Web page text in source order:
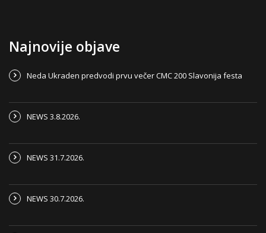
Najnovije objave
Neda Ukraden predvodi prvu večer CMC 200 Slavonija festa
NEWS 3.8.2026.
NEWS 31.7.2026.
NEWS 30.7.2026.